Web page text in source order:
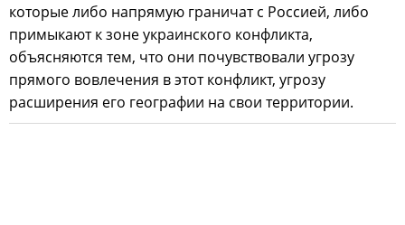
которые либо напрямую граничат с Россией, либо
примыкают к зоне украинского конфликта,
объясняются тем, что они почувствовали угрозу
прямого вовлечения в этот конфликт, угрозу
расширения его географии на свои территории.